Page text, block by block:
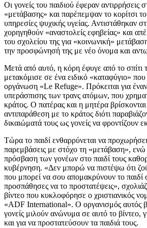
Οι γονείς του παιδιού έφεραν αντιρρήσεις
«μετάβασης» και παρέπεμψαν το κορίτσι
υπηρεσίες ψυχικής υγείας. Αντιστάθηκαν
χορηγηθούν «αναστολείς εφηβείας» και
του σχολείου της για «κοινωνική»
την προσφώνησή της με νέο όνομα και
Μετά από αυτό, η κόρη έφυγε από το σπίτι
μετακόμισε σε ένα ειδικό «καταφύγιο» που
οργάνωση «Le Refuge». Πρόκειται για
υπεράσπισης των τρανς ατόμων, που
κράτος. Ο πατέρας και η μητέρα
αντιπαράθεση με το κράτος διότι
δικαιώματά τους ως γονείς να φροντίζουν
Τώρα το παιδί ενθαρρύνεται να προχωρήσει
παρεμβάσεις με στόχο τη «μετάβαση», ενώ
πρόσβαση των γονέων στο παιδί τους
κυβέρνηση. «Δεν μπορώ να πιστέψω ότι
που μπορεί να σου απομακρύνουν το παιδί
προσπάθησες να το προστατέψεις»,
βίντεο που κυκλοφόρησε ο χριστιανικός
«ADF International». Ο οργανισμός αυτός
γονείς μιλούν ανώνυμα σε αυτό το βίντεο,
και για να προστατεύσουν τα παιδιά τους.